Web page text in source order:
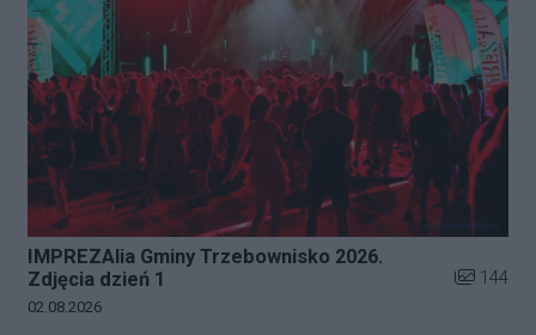
IMPREZAlia Gminy Trzebownisko 2026.
Zdjęcia dzień 1
Liczba
144
Data dodania galerii:
02.08.2026